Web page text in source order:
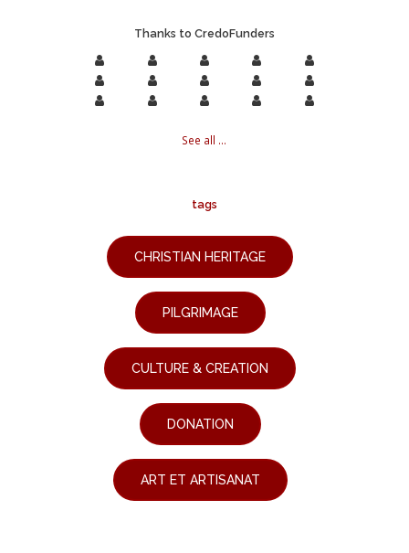
Thanks to CredoFunders
See all ...
tags
CHRISTIAN HERITAGE
PILGRIMAGE
CULTURE & CREATION
DONATION
ART ET ARTISANAT